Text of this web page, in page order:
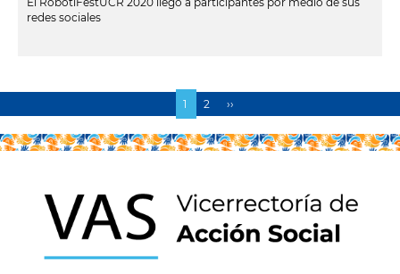
redes sociales
Página
actual
1 Page
2
Siguiente
página
››